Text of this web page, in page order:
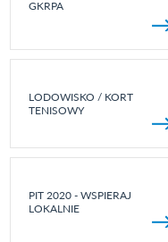
GKRPA
LODOWISKO / KORT
TENISOWY
PIT 2020 - WSPIERAJ
LOKALNIE